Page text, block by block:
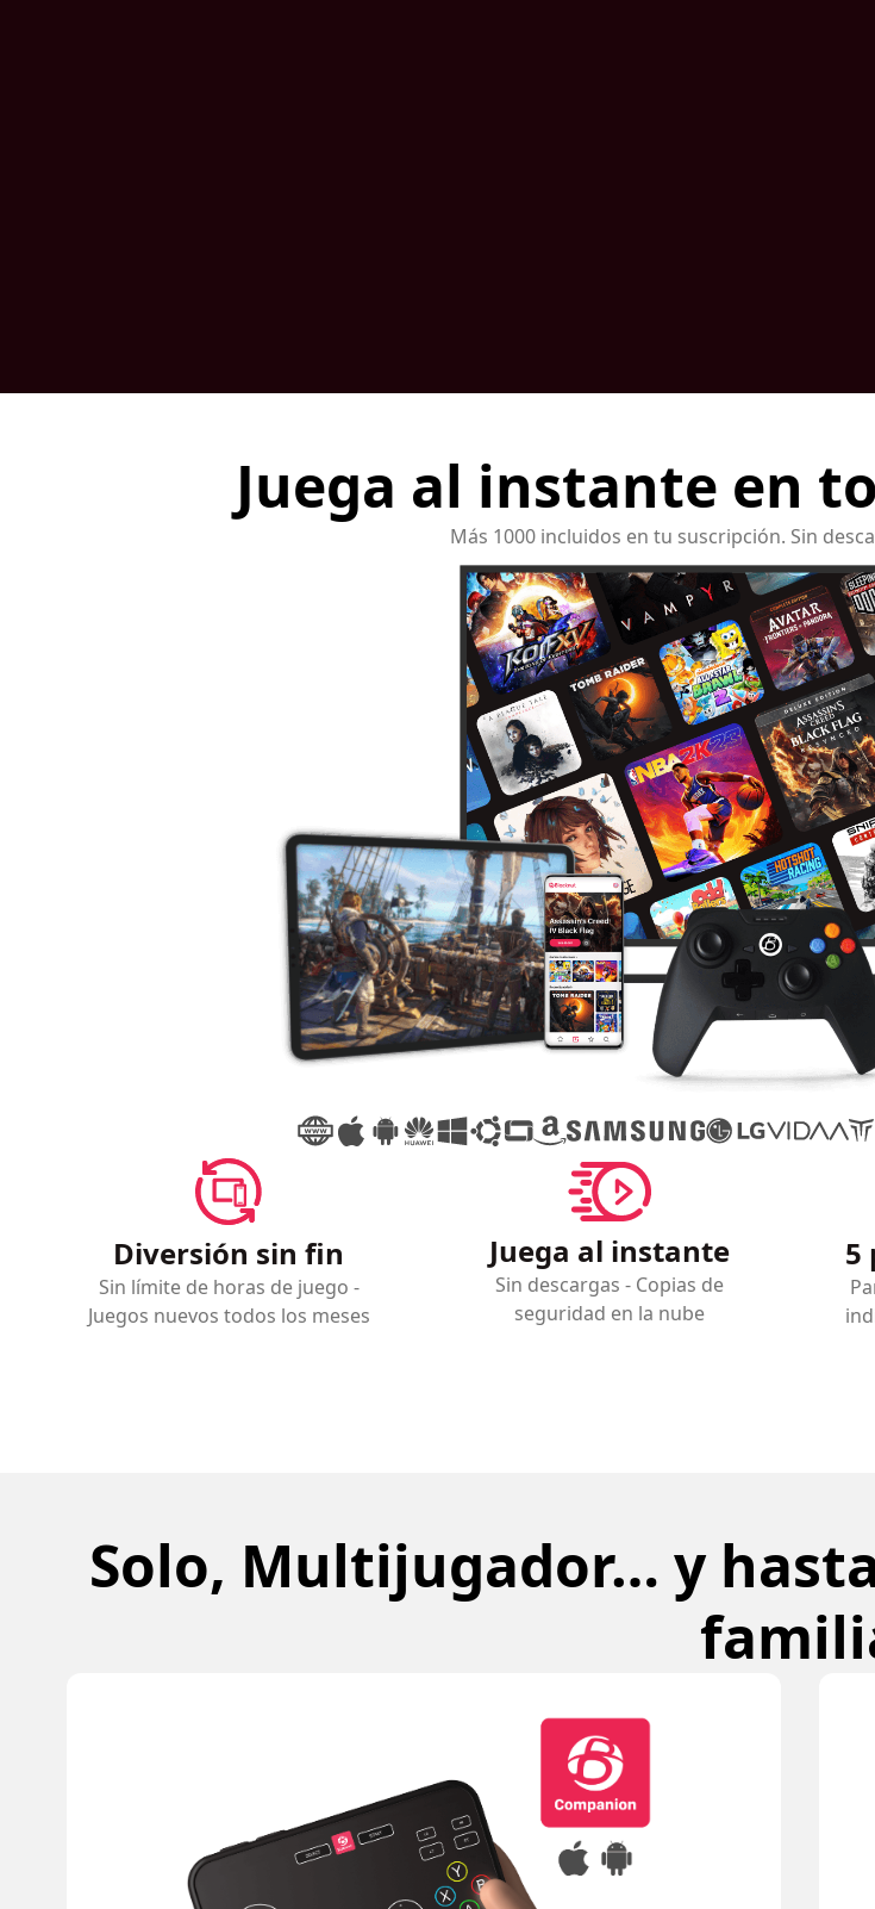
Juega al instante en
Más 1000 incluidos en tu suscripción. Sin
Diversión sin fin
Sin límite de horas de juego -
Juegos nuevos todos los meses
Juega al instante
Sin descargas - Copias de
seguridad en la nube
5
Solo, Multijugador… y